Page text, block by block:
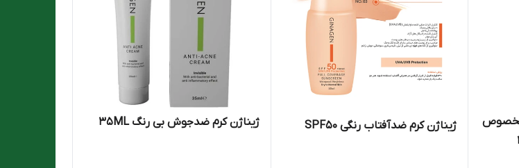
ژیناژن کرم ضدآفتاب رنگی SPF50 ژیناژن کرم ضدجوش بی رنگ 35ML